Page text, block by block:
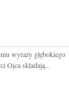
wyrazy głębokiego
Ojca składają...